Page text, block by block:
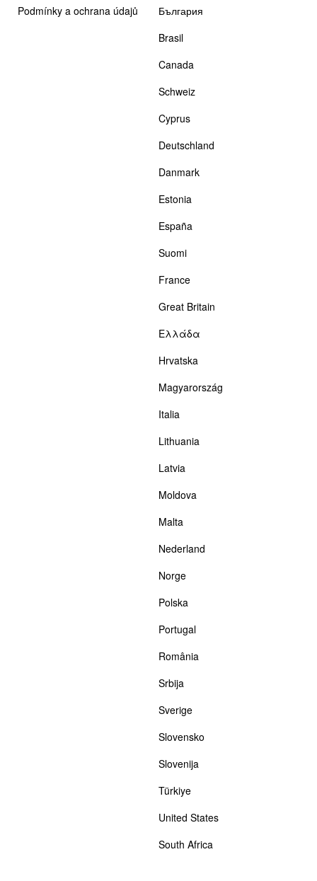
Podmínky a ochrana údajů
България
Brasil
Canada
Schweiz
Cyprus
Deutschland
Danmark
Estonia
España
Suomi
France
Great Britain
Ελλάδα
Hrvatska
Magyarország
Italia
Lithuania
Latvia
Moldova
Malta
Nederland
Norge
Polska
Portugal
România
Srbija
Sverige
Slovensko
Slovenija
Türkiye
United States
South Africa